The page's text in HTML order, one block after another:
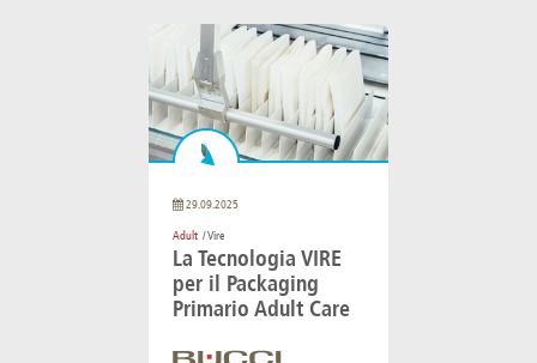
29.09.2025
Adult / Vire
La Tecnologia VIRE
per il Packaging
Primario Adult Care